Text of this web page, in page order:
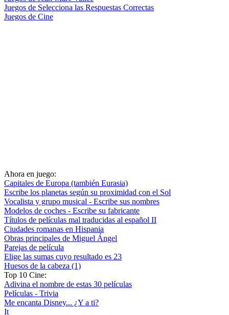
Juegos de Selecciona las Respuestas Correctas
Juegos de Cine
Ahora en juego:
Capitales de Europa (también Eurasia)
Escribe los planetas según su proximidad con el Sol
Vocalista y grupo musical - Escribe sus nombres
Modelos de coches - Escribe su fabricante
Títulos de películas mal traducidas al español II
Ciudades romanas en Hispania
Obras principales de Miguel Ángel
Parejas de película
Elige las sumas cuyo resultado es 23
Huesos de la cabeza (1)
Top 10 Cine:
Adivina el nombre de estas 30 películas
Películas - Trivia
Me encanta Disney... ¿Y a ti?
It